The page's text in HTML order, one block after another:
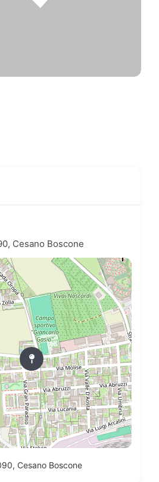
Cesano Boscone
Cesano Boscone